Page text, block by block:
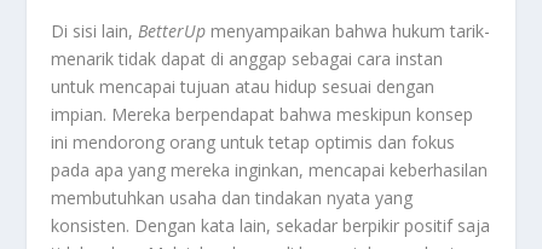
Di sisi lain,BetterUp menyampaikan bahwa hukum tarik-
menarik tidak dapat di anggap sebagai cara instan
untuk mencapai tujuan atau hidup sesuai dengan
impian. Mereka berpendapat bahwa meskipun konsep
ini mendorong orang untuk tetap optimis dan fokus
pada apa yang mereka inginkan, mencapai keberhasilan
membutuhkan usaha dan tindakan nyata yang
konsisten. Dengan kata lain, sekadar berpikir positif saja